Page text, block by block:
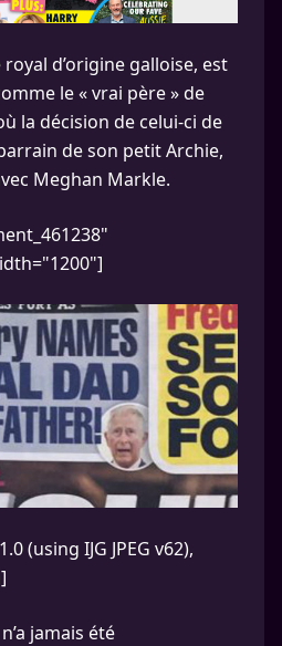
d’origine galloise, est
le « vrai père » de
la décision de celui-ci de
de son petit Archie,
Meghan Markle.
(using IJG JPEG v62),
jamais été